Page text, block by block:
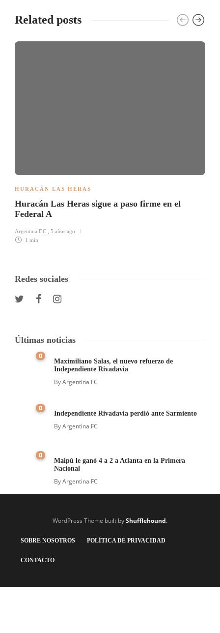
Related posts
HURACÁN LAS HERAS
Huracán Las Heras sigue a paso firme en el
Federal A
Argentina F.C.
5 años ago
1 min
Redes sociales
Últimas noticias
0
Maximiliano Salas, el nuevo refuerzo de
Independiente Rivadavia
ByArgentina FC
0
Independiente Rivadavia perdió ante Sarmiento
ByArgentina FC
0
Maipú le ganó 4 a 2 a Atlanta en la Primera
Nacional
ByArgentina FC
WordPress Theme built byShufflehound.
SOBRE NOSOTROS POLÍTICA DE PRIVACIDAD
CONTACTO